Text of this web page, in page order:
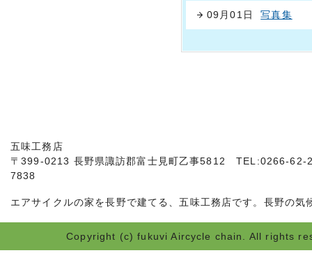
09月01日写真集
五味工務店
〒399-0213 長野県諏訪郡富士見町乙事5812 TEL:0266-
7838
エアサイクルの家を長野で建てる、五味工務店です。長野の
Copyright (c) fukuvi Aircycle chain. All rights